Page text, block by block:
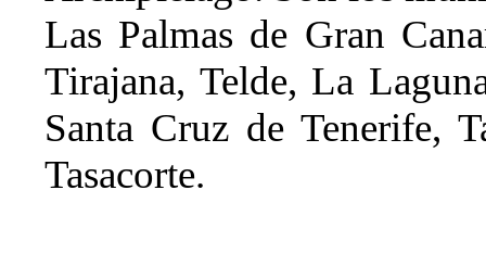
Las Palmas de Gran
Tirajana, Telde, La
Santa Cruz de Tenerife,
Tasacorte.